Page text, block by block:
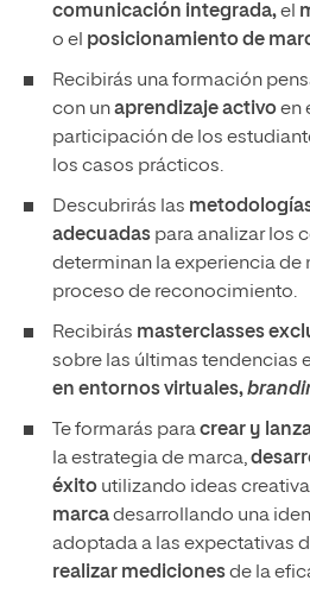
comunicación integrada,el
o el posicionamiento de
Recibirás una formación
con unaprendizaje activoen
participación de los
los casos prácticos.
Descubrirás las
adecuadas para analizar los
determinan la experiencia de
proceso de reconocimiento.
Recibirás masterclasses
sobre las últimas tendencias
en entornos virtuales,
Te formarás paracrear y
la estrategia de marca,
éxito utilizando ideas
marcadesarrollando una
adoptada a las expectativas
realizar medicionesde la